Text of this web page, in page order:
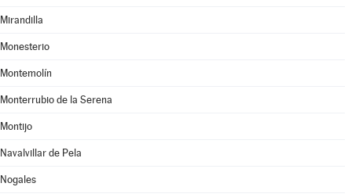
Mirandilla
Monesterio
Montemolín
Monterrubio de la Serena
Montijo
Navalvillar de Pela
Nogales